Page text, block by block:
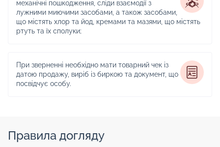
механічні пошкодження, сліди взаємодії з
лужними миючими засобами, а також засобами,
що містять хлор та йод, кремами та мазями, що містять
ртуть та їх сполуки;
При зверненні необхідно мати товарний чек із
датою продажу, виріб із биркою та документ, що
посвідчує особу.
Правила догляду